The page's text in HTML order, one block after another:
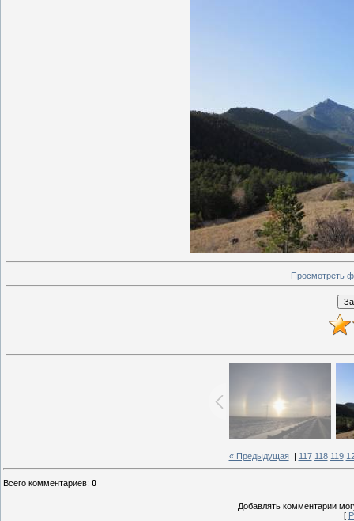
Просмотреть
« Предыдущая| 117 118 119
Всего комментариев: 0
Добавлять комментарии
[